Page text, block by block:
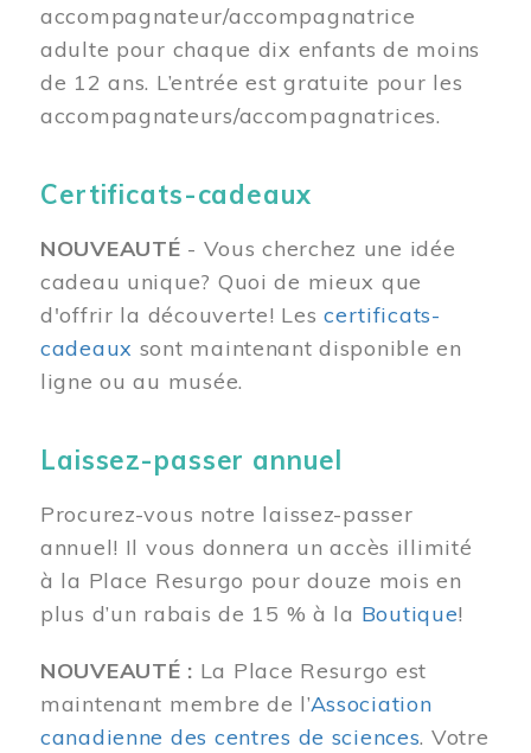
accompagnateur/accompagnatrice
adulte pour chaque dix enfants de moins
de 12 ans. L’entrée est gratuite pour les
accompagnateurs/accompagnatrices.
Certificats-cadeaux
NOUVEAUTÉ - Vous cherchez une idée
cadeau unique? Quoi de mieux que
d'offrir la découverte! Lescertificats-
cadeaux sont maintenant disponible en
ligne ou au musée.
Laissez-passer annuel
Procurez-vous notre laissez-passer
annuel! Il vous donnera un accès illimité
à la Place Resurgo pour douze mois en
plus d’un rabais de 15 % à la Boutique!
NOUVEAUTÉ : La Place Resurgo est
maintenant membre de l’Association
canadienne des centres de sciences. Votre